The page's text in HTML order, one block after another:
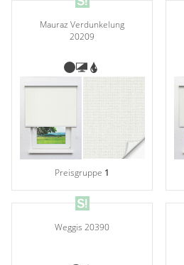
Mauraz Verdunkelung
20209
Preisgruppe 1
Weggis 20390